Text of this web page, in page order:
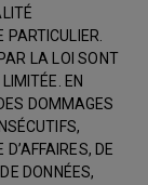
LA LOI SONT
EN
DOMMAGES
DE
DONNÉES,